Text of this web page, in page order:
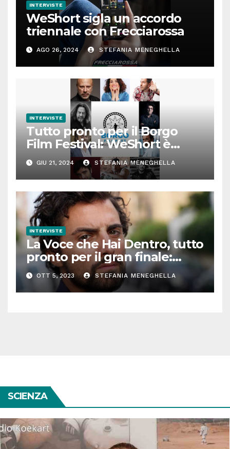
INTERVISTE
WeShort sigla un accordo
triennale con Frecciarossa
AGO 26, 2024 STEFANIA MENEGHELLA
INTERVISTE
Tutto pronto per il Borgo
Film Festival: WeShort è
partner della prima edizione
GIU 21, 2024 STEFANIA MENEGHELLA
INTERVISTE
La Voce che Hai Dentro, tutto
pronto per il gran finale:
parla Roberto Oliveri
OTT 5, 2023 STEFANIA MENEGHELLA
SCIENZA